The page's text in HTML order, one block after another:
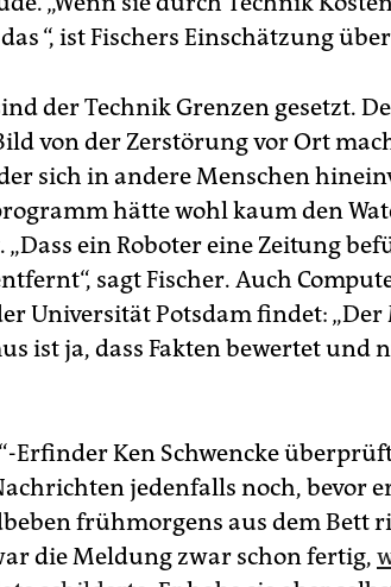
“, ist Fischers Einschätzung
der Technik Grenzen gesetzt.
von der Zerstörung vor Ort
sich in andere Menschen
hätte wohl kaum den
„Dass ein Roboter eine Zeitung
sagt Fischer. Auch
Universität Potsdam findet:
ist ja, dass Fakten bewertet
Erfinder Ken Schwencke
jedenfalls noch, bevor
frühmorgens aus dem Bett
die Meldung zwar schon fertig,